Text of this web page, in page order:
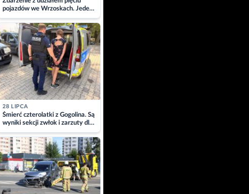
pojazdów we Wrzoskach. Jeden
z kierowców zabrany w
kajdankach
28 LIPCA
Śmierć czterolatki z Gogolina. Są
wyniki sekcji zwłok i zarzuty dla
matki